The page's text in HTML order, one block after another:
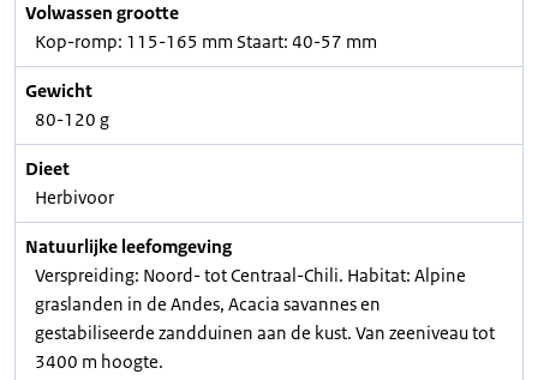
Volwassen grootte
Kop-romp: 115-165 mm Staart: 40-57 mm
Gewicht
80-120 g
Dieet
Herbivoor
Natuurlijke leefomgeving
Verspreiding: Noord- tot Centraal-Chili. Habitat: Alpine
graslanden in de Andes, Acacia savannes en
gestabiliseerde zandduinen aan de kust. Van zeeniveau tot
3400 m hoogte.